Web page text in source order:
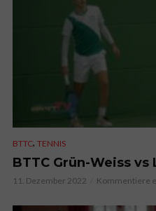
BTTC, TENNIS
BTTC Grün-Weiss vs
11. Dezember 2022 Kommentiere